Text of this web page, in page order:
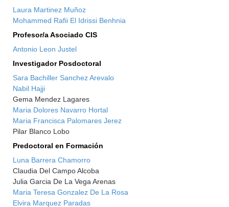
Laura Martinez Muñoz
Mohammed Rafii El Idrissi Benhnia
Profesor/a Asociado CIS
Antonio Leon Justel
Investigador Posdoctoral
Sara Bachiller Sanchez Arevalo
Nabil Hajji
Gema Mendez Lagares
Maria Dolores Navarro Hortal
Maria Francisca Palomares Jerez
Pilar Blanco Lobo
Predoctoral en Formación
Luna Barrera Chamorro
Claudia Del Campo Alcoba
Julia Garcia De La Vega Arenas
Maria Teresa Gonzalez De La Rosa
Elvira Marquez Paradas